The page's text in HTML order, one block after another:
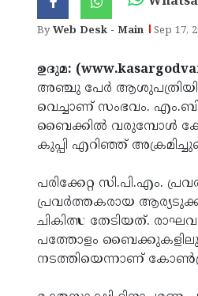
ByWeb Desk - Main Sep 17,
ഉദുമ:
അഞ്ചു പേര്‍
വെച്ചാണ് സംഭവം.
ബൈക്കില്‍ വരുമ്പോള്‍
കുപ്പി എറിഞ്ഞ്
പരിക്കേറ്റ സി.പി.എം.
പ്രവര്‍ത്തകരായ
ചികിത്സ തേടിയത്.
പത്തോളം ബൈക്കുകളിലും
നടത്തിയെന്നാണ്